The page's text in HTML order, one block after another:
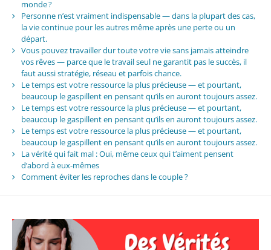
monde ?
Personne n’est vraiment indispensable — dans la plupart des cas,
la vie continue pour les autres même après une perte ou un
départ.
Vous pouvez travailler dur toute votre vie sans jamais atteindre
vos rêves — parce que le travail seul ne garantit pas le succès, il
faut aussi stratégie, réseau et parfois chance.
Le temps est votre ressource la plus précieuse — et pourtant,
beaucoup le gaspillent en pensant qu’ils en auront toujours assez.
Le temps est votre ressource la plus précieuse — et pourtant,
beaucoup le gaspillent en pensant qu’ils en auront toujours assez.
Le temps est votre ressource la plus précieuse — et pourtant,
beaucoup le gaspillent en pensant qu’ils en auront toujours assez.
La vérité qui fait mal : Oui, même ceux qui t’aiment pensent
d’abord à eux-mêmes
Comment éviter les reproches dans le couple ?